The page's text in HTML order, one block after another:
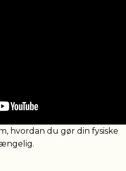
hvordan du gør din fysiske